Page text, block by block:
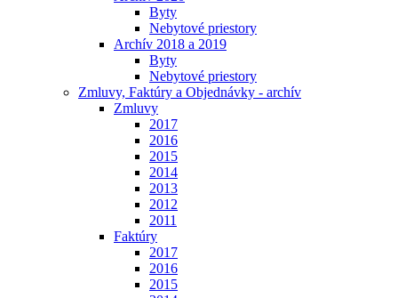
Byty
Nebytové priestory
Archív 2018 a 2019
Byty
Nebytové priestory
Zmluvy, Faktúry a Objednávky - archív
Zmluvy
2017
2016
2015
2014
2013
2012
2011
Faktúry
2017
2016
2015